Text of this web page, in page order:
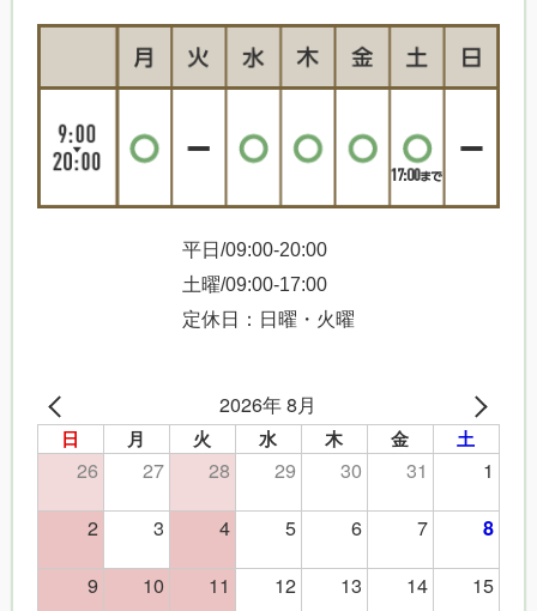
平日/09:00-20:00
土曜/09:00-17:00
定休日：日曜・火曜
2026年 8月
日 月 火 水 木 金 土
26 27 28 29 30 31
1
2
3 4 5 6 7 8
9 10 11 12 13 14
15